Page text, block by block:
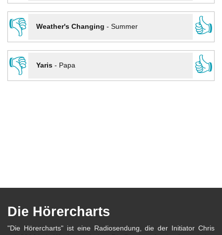
👎
Weather's Changing - Summer
👍
👎
Yaris- Papa 👍
Die Hörercharts
"Die Hörercharts" ist eine Radiosendung, die der Initiator Chris